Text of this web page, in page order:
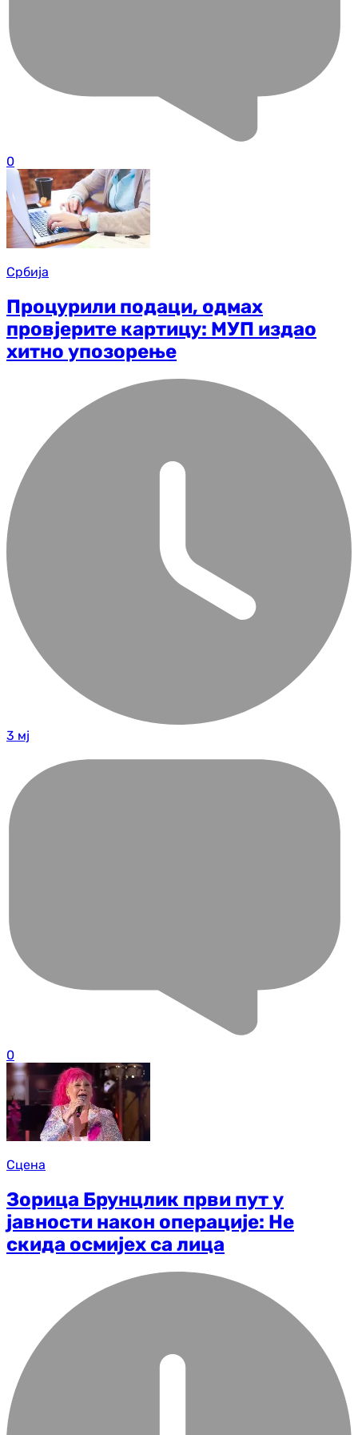
0
Србија
Процурили подаци, одмах
провјерите картицу: МУП издао
хитно упозорење
3 мј
0
Сцена
Зорица Брунцлик први пут у
јавности након операције: Не
скида осмијех са лица